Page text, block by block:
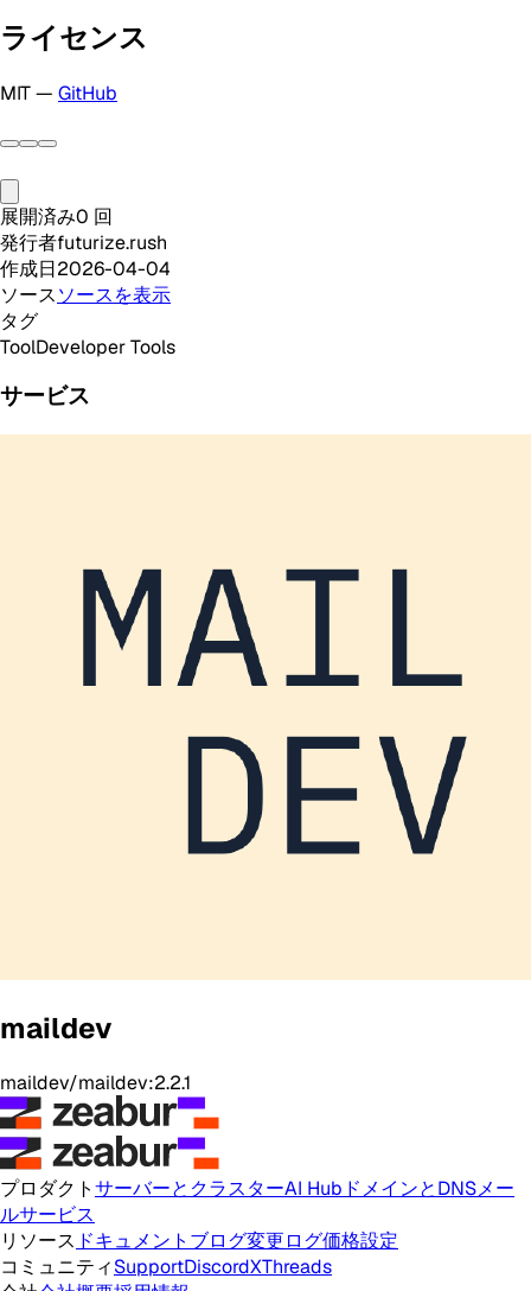
ライセンス
MIT — GitHub
展開済み0 回
発行者futurize.rush
作成日2026-04-04
ソースソースを表示
タグ
ToolDeveloper Tools
サービス
maildev
maildev/maildev:2.2.1
プロダクトサーバーとクラスターAI Hub ドメインとDNSメー
ルサービス
リソース ドキュメント ブログ変更ログ価格設定
コミュニティSupportDiscordXThreads